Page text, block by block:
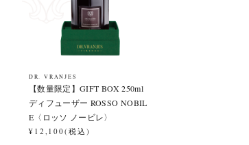
DR. VRANJES
【数量限定】GIFT BOX 250ml
ディフューザー ROSSO NOBIL
E〈ロッソ ノービレ〉
¥12,100(税込)